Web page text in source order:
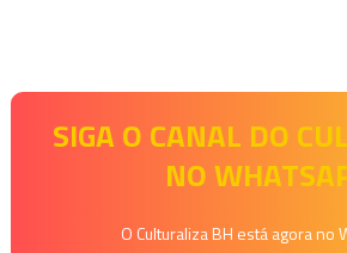
SIGA O CANAL DO
NO
O Culturaliza BH está agora no